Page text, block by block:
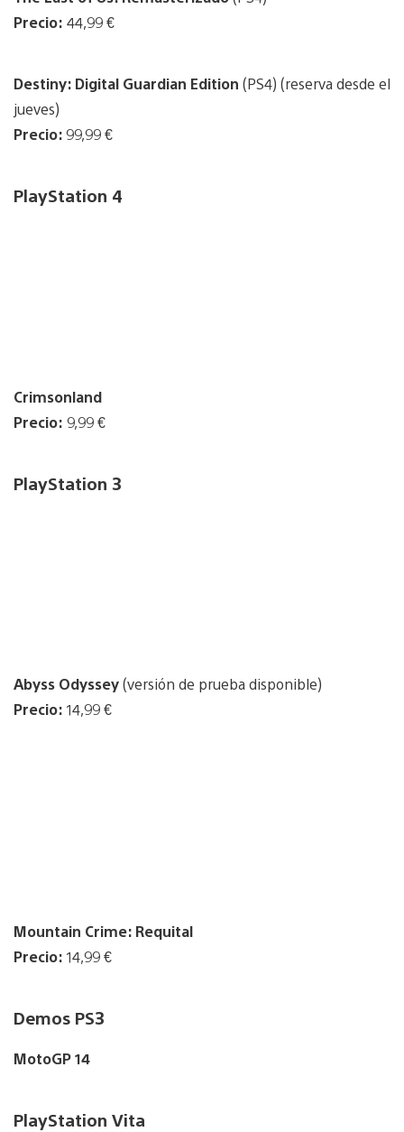
Precio: 44,99 €
Destiny: Digital Guardian Edition (PS4) (reserva desde el
jueves)
Precio:99,99 €
PlayStation 4
Crimsonland
Precio: 9,99 €
PlayStation 3
Abyss Odyssey(versión de prueba disponible)
Precio: 14,99 €
Mountain Crime: Requital
Precio: 14,99 €
Demos PS3
MotoGP 14
PlayStation Vita